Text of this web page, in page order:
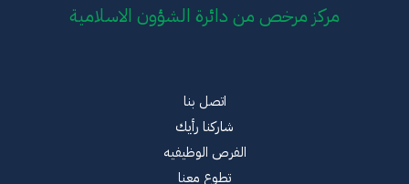
مركز مرخص من دائرة الشؤون الاسلامية
اتصل بنا
شاركنا رأيك
الفرص الوظيفيه
تطوع معنا